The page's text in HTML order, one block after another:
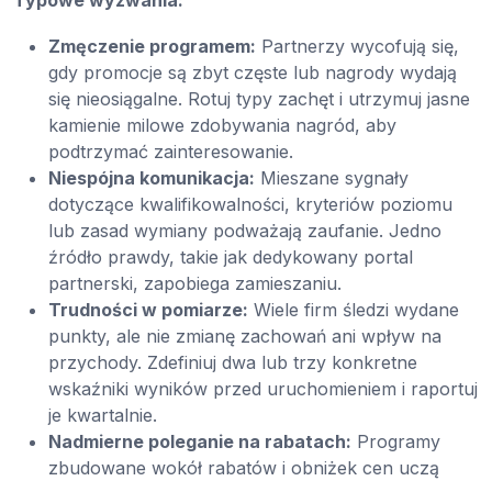
Zmęczenie programem: Partnerzy wycofują się,
gdy promocje są zbyt częste lub nagrody wydają
się nieosiągalne. Rotuj typy zachęt i utrzymuj jasne
kamienie milowe zdobywania nagród, aby
podtrzymać zainteresowanie.
Niespójna komunikacja: Mieszane sygnały
dotyczące kwalifikowalności, kryteriów poziomu
lub zasad wymiany podważają zaufanie. Jedno
źródło prawdy, takie jak dedykowany portal
partnerski, zapobiega zamieszaniu.
Trudności w pomiarze: Wiele firm śledzi wydane
punkty, ale nie zmianę zachowań ani wpływ na
przychody. Zdefiniuj dwa lub trzy konkretne
wskaźniki wyników przed uruchomieniem i raportuj
je kwartalnie.
Nadmierne poleganie na rabatach: Programy
zbudowane wokół rabatów i obniżek cen uczą